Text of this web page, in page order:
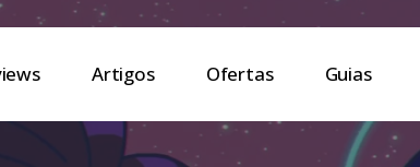
Artigos Ofertas Guias